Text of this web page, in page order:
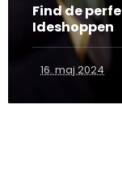
Find de
Ideshoppen
16. maj 2024